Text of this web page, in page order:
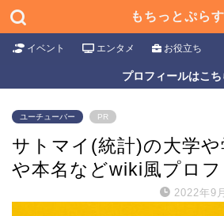
もちっとぷらす
イベント エンタメ お役立ち
プロフィールはこち
ユーチューバー PR
サトマイ(統計)の大学
や本名などwiki風プロフ
2022年9